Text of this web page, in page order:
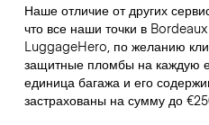
Наше отличие от других
чтовсе наши точки в Bordeaux
LuggageHero, по желанию
защитные пломбы на каждую
единица багажа и его
застрахованы на сумму до